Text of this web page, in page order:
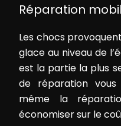
Réparation
Les chocs
glace au niveau de
est la partie la plus
de réparation
même la
économiser sur le